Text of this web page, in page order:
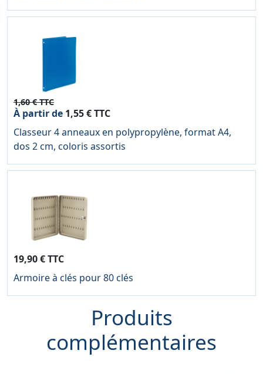
1,60 € TTC
À partir de 1,55 € TTC
Classeur 4 anneaux en polypropylène, format A4,
dos 2 cm, coloris assortis
19,90 € TTC
Armoire à clés pour 80 clés
Produits
complémentaires